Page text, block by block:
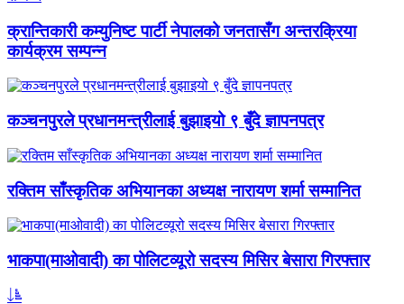
क्रान्तिकारी कम्युनिष्ट पार्टी नेपालको जनतासँग अन्तरक्रिया
कार्यक्रम सम्पन्न
कञ्चनपुरले प्रधानमन्त्रीलाई बुझाइयो ९ बुँदे ज्ञापनपत्र
रक्तिम साँस्कृतिक अभियानका अध्यक्ष नारायण शर्मा सम्मानित
भाकपा(माओवादी) का पोलिटव्यूरो सदस्य मिसिर बेसारा गिरफ्तार